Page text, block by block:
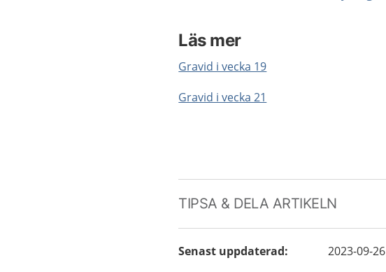
Läs mer
Gravid i vecka 19
Gravid i vecka 21
TIPSA & DELA ARTIKELN
Senast uppdaterad:
2023-09-26